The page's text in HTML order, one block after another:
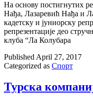
На основу постигнутих
Нађа, Лазаревић Нађа и
кадетску и јуниорску
репрезентације део
клуба “Ла Колубара
Published April 27, 2017
Categorized as Спорт
Турска